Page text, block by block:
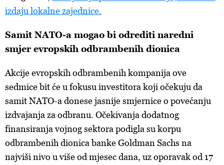
izdaju lokalne zajednice.
Samit NATO-a mogao bi odrediti naredni
smjer evropskih odbrambenih dionica
Akcije evropskih odbrambenih kompanija ove
sedmice bit će u fokusu investitora koji očekuju da
samit NATO-a donese jasnije smjernice o povećanju
izdvajanja za odbranu. Očekivanja dodatnog
finansiranja vojnog sektora podigla su korpu
odbrambenih dionica banke Goldman Sachs na
najviši nivo u više od mjesec dana, uz oporavak od 17